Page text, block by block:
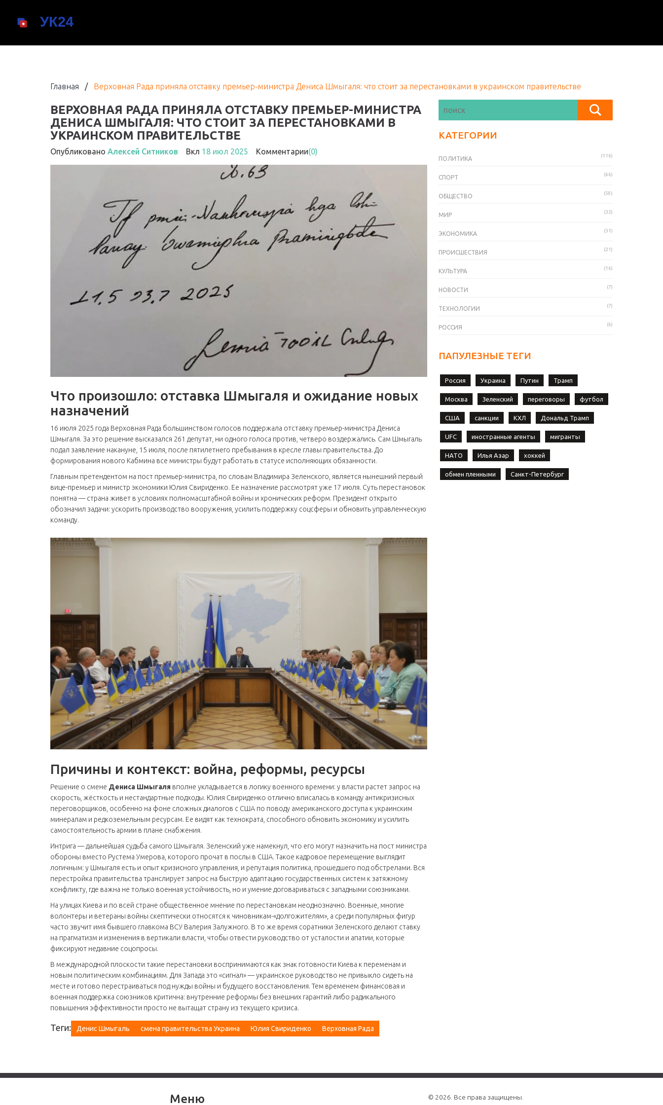
Главная / Верховная Рада приняла отставку премьер-министра Дениса Шмыгаля: что стоит за перестановками в украинском правительстве
ВЕРХОВНАЯ РАДА ПРИНЯЛА ОТСТАВКУ ПРЕМЬЕР-МИНИСТРА
ДЕНИСА ШМЫГАЛЯ: ЧТО СТОИТ ЗА ПЕРЕСТАНОВКАМИ В
УКРАИНСКОМ ПРАВИТЕЛЬСТВЕ
Опубликовано Алексей Ситников Вкл 18 июл 2025 Комментарии(0)
Что произошло: отставка Шмыгаля и ожидание новых
назначений
16 июля 2025 года Верховная Рада большинством голосов поддержала отставку премьер-министра Дениса
Шмыгаля. За это решение высказался 261 депутат, ни одного голоса против, четверо воздержались. Сам Шмыгаль
подал заявление накануне, 15 июля, после пятилетнего пребывания в кресле главы правительства. До
формирования нового Кабмина все министры будут работать в статусе исполняющих обязанности.
Главным претендентом на пост премьер-министра, по словам Владимира Зеленского, является нынешний первый
вице-премьер и министр экономики Юлия Свириденко. Ее назначение рассмотрят уже 17 июля. Суть перестановок
понятна — страна живет в условиях полномасштабной войны и хронических реформ. Президент открыто
обозначил задачи: ускорить производство вооружения, усилить поддержку соцсферы и обновить управленческую
команду.
Причины и контекст: война, реформы, ресурсы
Решение о смене Дениса Шмыгаля вполне укладывается в логику военного времени: у власти растет запрос на
скорость, жёсткость и нестандартные подходы. Юлия Свириденко отлично вписалась в команду антикризисных
переговорщиков, особенно на фоне сложных диалогов с США по поводу американского доступа к украинским
минералам и редкоземельным ресурсам. Ее видят как технократа, способного обновить экономику и усилить
самостоятельность армии в плане снабжения.
Интрига — дальнейшая судьба самого Шмыгаля. Зеленский уже намекнул, что его могут назначить на пост министра
обороны вместо Рустема Умерова, которого прочат в послы в США. Такое кадровое перемещение выглядит
логичным: у Шмыгаля есть и опыт кризисного управления, и репутация политика, прошедшего под обстрелами. Вся
перестройка правительства транслирует запрос на быструю адаптацию государственных систем к затяжному
конфликту, где важна не только военная устойчивость, но и умение договариваться с западными союзниками.
На улицах Киева и по всей стране общественное мнение по перестановкам неоднозначно. Военные, многие
волонтеры и ветераны войны скептически относятся к чиновникам-«долгожителям», а среди популярных фигур
часто звучит имя бывшего главкома ВСУ Валерия Залужного. В то же время соратники Зеленского делают ставку
на прагматизм и изменения в вертикали власти, чтобы отвести руководство от усталости и апатии, которые
фиксируют недавние соцопросы.
В международной плоскости такие перестановки воспринимаются как знак готовности Киева к переменам и
новым политическим комбинациям. Для Запада это «сигнал» — украинское руководство не привыкло сидеть на
месте и готово перестраиваться под нужды войны и будущего восстановления. Тем временем финансовая и
военная поддержка союзников критична: внутренние реформы без внешних гарантий либо радикального
повышения эффективности просто не вытащат страну из текущего кризиса.
Теги: Денис Шмыгаль смена правительства Украина Юлия Свириденко Верховная Рада
КАТЕГОРИИ
ПОЛИТИКА (116)
СПОРТ (66)
ОБЩЕСТВО (58)
МИР (32)
ЭКОНОМИКА (31)
ПРОИСШЕСТВИЯ (21)
КУЛЬТУРА (16)
НОВОСТИ (7)
ТЕХНОЛОГИИ (7)
РОССИЯ (6)
ПАПУЛЕЗНЫЕ ТЕГИ
Россия Украина Путин Трамп
Москва Зеленский переговоры футбол
США санкции КХЛ Дональд Трамп
UFC иностранные агенты мигранты
НАТО Илья Азар хоккей
обмен пленными Санкт-Петербург
Меню © 2026. Все права защищены.